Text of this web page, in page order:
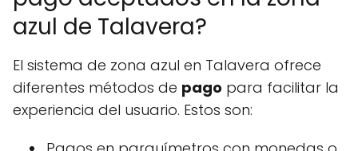
azul de Talavera?
El sistema de zona azul en Talavera ofrece
diferentes métodos de pago para facilitar la
experiencia del usuario. Estos son: